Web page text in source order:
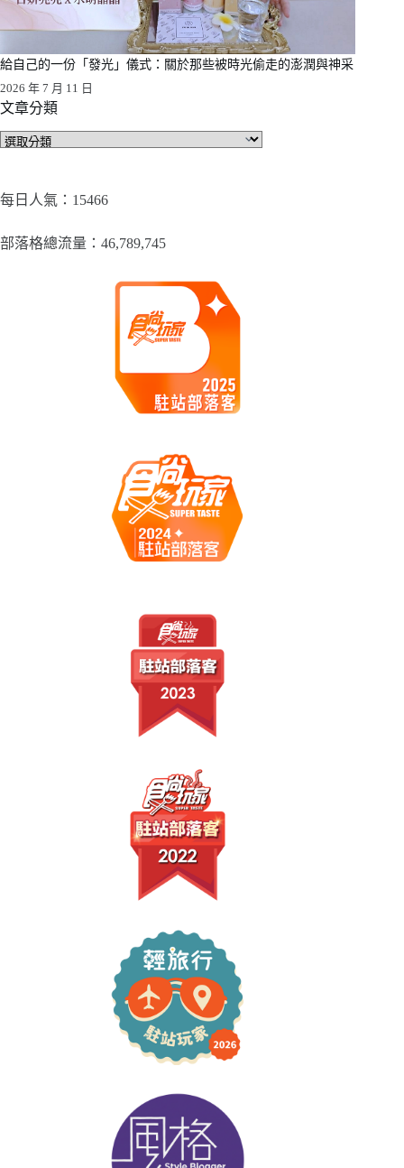
給自己的一份「發光」儀式：關於那些被時光偷走的澎潤與神采
2026 年 7 月 11 日
文章分類
文
類
每日人氣：15466
部落格總流量：​46,789,745